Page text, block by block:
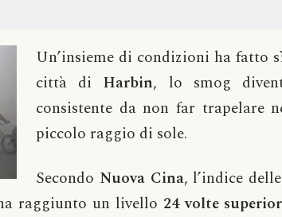
Un’insieme di condizioni ha fatto
città di Harbin, lo smog
consistente da non far trapelare
piccolo raggio di sole.
Secondo Nuova Cina, l’indice
raggiunto un livello 24 volte